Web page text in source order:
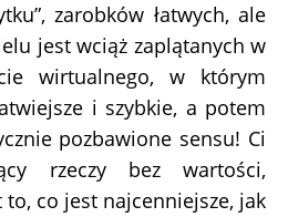
zarobków łatwych, ale
jest wciąż zaplątanych w
wirtualnego, w którym
i szybkie, a potem
pozbawione sensu! Ci
rzeczy bez wartości,
co jest najcenniejsze, jak